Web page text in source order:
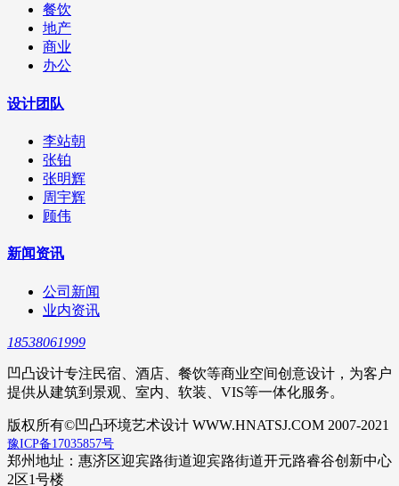
餐饮
地产
商业
办公
设计团队
李站朝
张铂
张明辉
周宇辉
顾伟
新闻资讯
公司新闻
业内资讯
18538061999
凹凸设计专注民宿、酒店、餐饮等商业空间创意设计，为客户
提供从建筑到景观、室内、软装、VIS等一体化服务。
版权所有©凹凸环境艺术设计 WWW.HNATSJ.COM 2007-2021
豫ICP备17035857号
郑州地址：惠济区迎宾路街道迎宾路街道开元路睿谷创新中心
2区1号楼